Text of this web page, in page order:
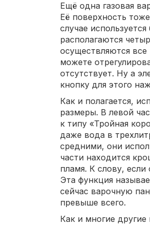
Ещё одна газовая
Её поверхность
случае
располагаются
осуществляются
можете
отсутствует. Ну а
кнопку для этого
Как и полагается,
размеры. В левой
к типу «Тройная
даже вода в
средними, они
части находится
пламя. К слову, если
Эта функция
сейчас варочную
превыше всего.
Как и многие